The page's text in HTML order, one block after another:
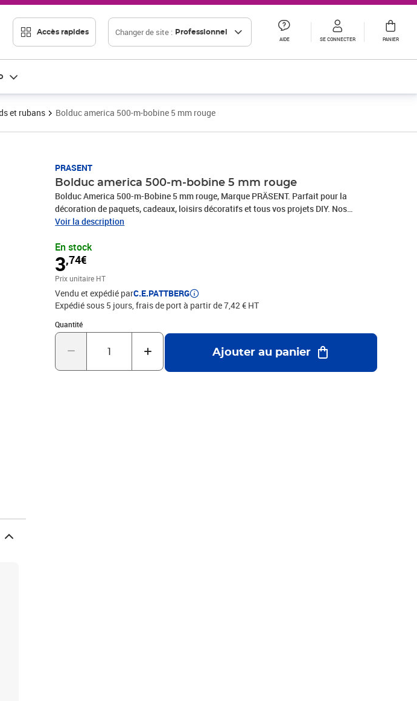
Accès rapides Changer de site : Professionnel
AIDE SE CONNECTER PANIER
et rubans Bolduc america 500-m-bobine 5 mm rouge
PRASENT
Bolduc america 500-m-bobine 5 mm rouge
Bolduc America 500-m-Bobine 5 mm rouge, Marque PRÄSENT. Parfait pour la
décoration de paquets, cadeaux, loisirs décoratifs et tous vos projets DIY. Nos
produits sont fabriqués en Allemagne et sont composés à 100% de matériaux
une communion, Noël, le Nouvel An ou même pour Pâques – ce fabuleux accessoire
rend rapidement les emballages cadeaux beaux et attrayants.
Voir la description
En stock
3,74€
Prix 3,74€
Prix unitaire HT
Vendu et expédié parC.E.PATTBERG
Expédié sous 5 jours, frais de port à partir de 7,42 € HT
Quantité
Quantité : 1
Ajouter au panier